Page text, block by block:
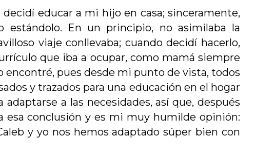
educar a mi hijo en casa; sinceramente,
estándolo. En un principio, no asimilaba la
viaje conllevaba; cuando decidí hacerlo,
que iba a ocupar, como mamá siempre
pues desde mi punto de vista, todos
y trazados para una educación en el hogar
a las necesidades, así que, después
esa conclusión y es mi muy humilde opinión:
y yo nos hemos adaptado súper bien con